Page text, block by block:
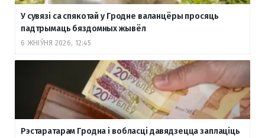
У сувязі са спякотай у Гродне валанцёры просяць
падтрымаць бяздомных жывёл
6 ЖНІЎНЯ 2026, 12:45
Рэстаратарам Гродна і вобласці давядзецца заплаціць